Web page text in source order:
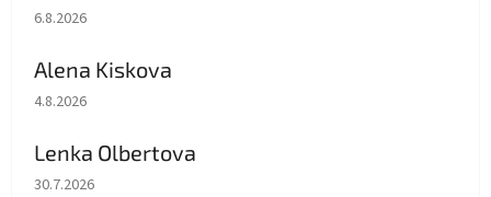
Hodnocení obchodu je 5 z 5 hvězdiček.
6.8.2026
Alena Kiskova
Hodnocení obchodu je 5 z 5 hvězdiček.
4.8.2026
Lenka Olbertova
Hodnocení obchodu je 5 z 5 hvězdiček.
30.7.2026